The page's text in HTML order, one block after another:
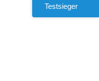
Testsieger